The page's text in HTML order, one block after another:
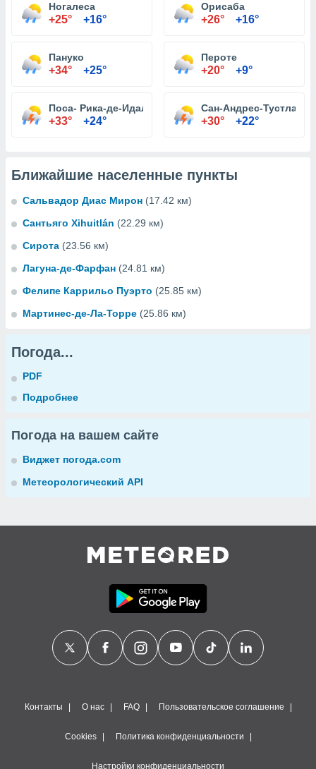
Ногалеса
+25° +16°
Орисаба
+26° +16°
Пануко
+34° +25°
Пероте
+20° +9°
Поса- Рика-де-Идальго
+33° +24°
Сан-Андрес-Тустла
+30° +22°
Ближайшие населенные пункты
Сальвадор Диас Мирон (17.42 км)
Сантьяго Xihuitlán (22.29 км)
Сирота (23.56 км)
Лагуна-де-Фарфан (24.81 км)
Фелипе Каррильо Пуэрто (25.85 км)
Мартинес-де-Ла-Торре (25.86 км)
Погода...
PDF
Подробнее
Погода на вашем сайте
Виджет погода.com
Метеорологический API
Контакты О нас FAQ Пользовательское соглашение
Cookies Политика конфиденциальности
Настройки конфиденциальности